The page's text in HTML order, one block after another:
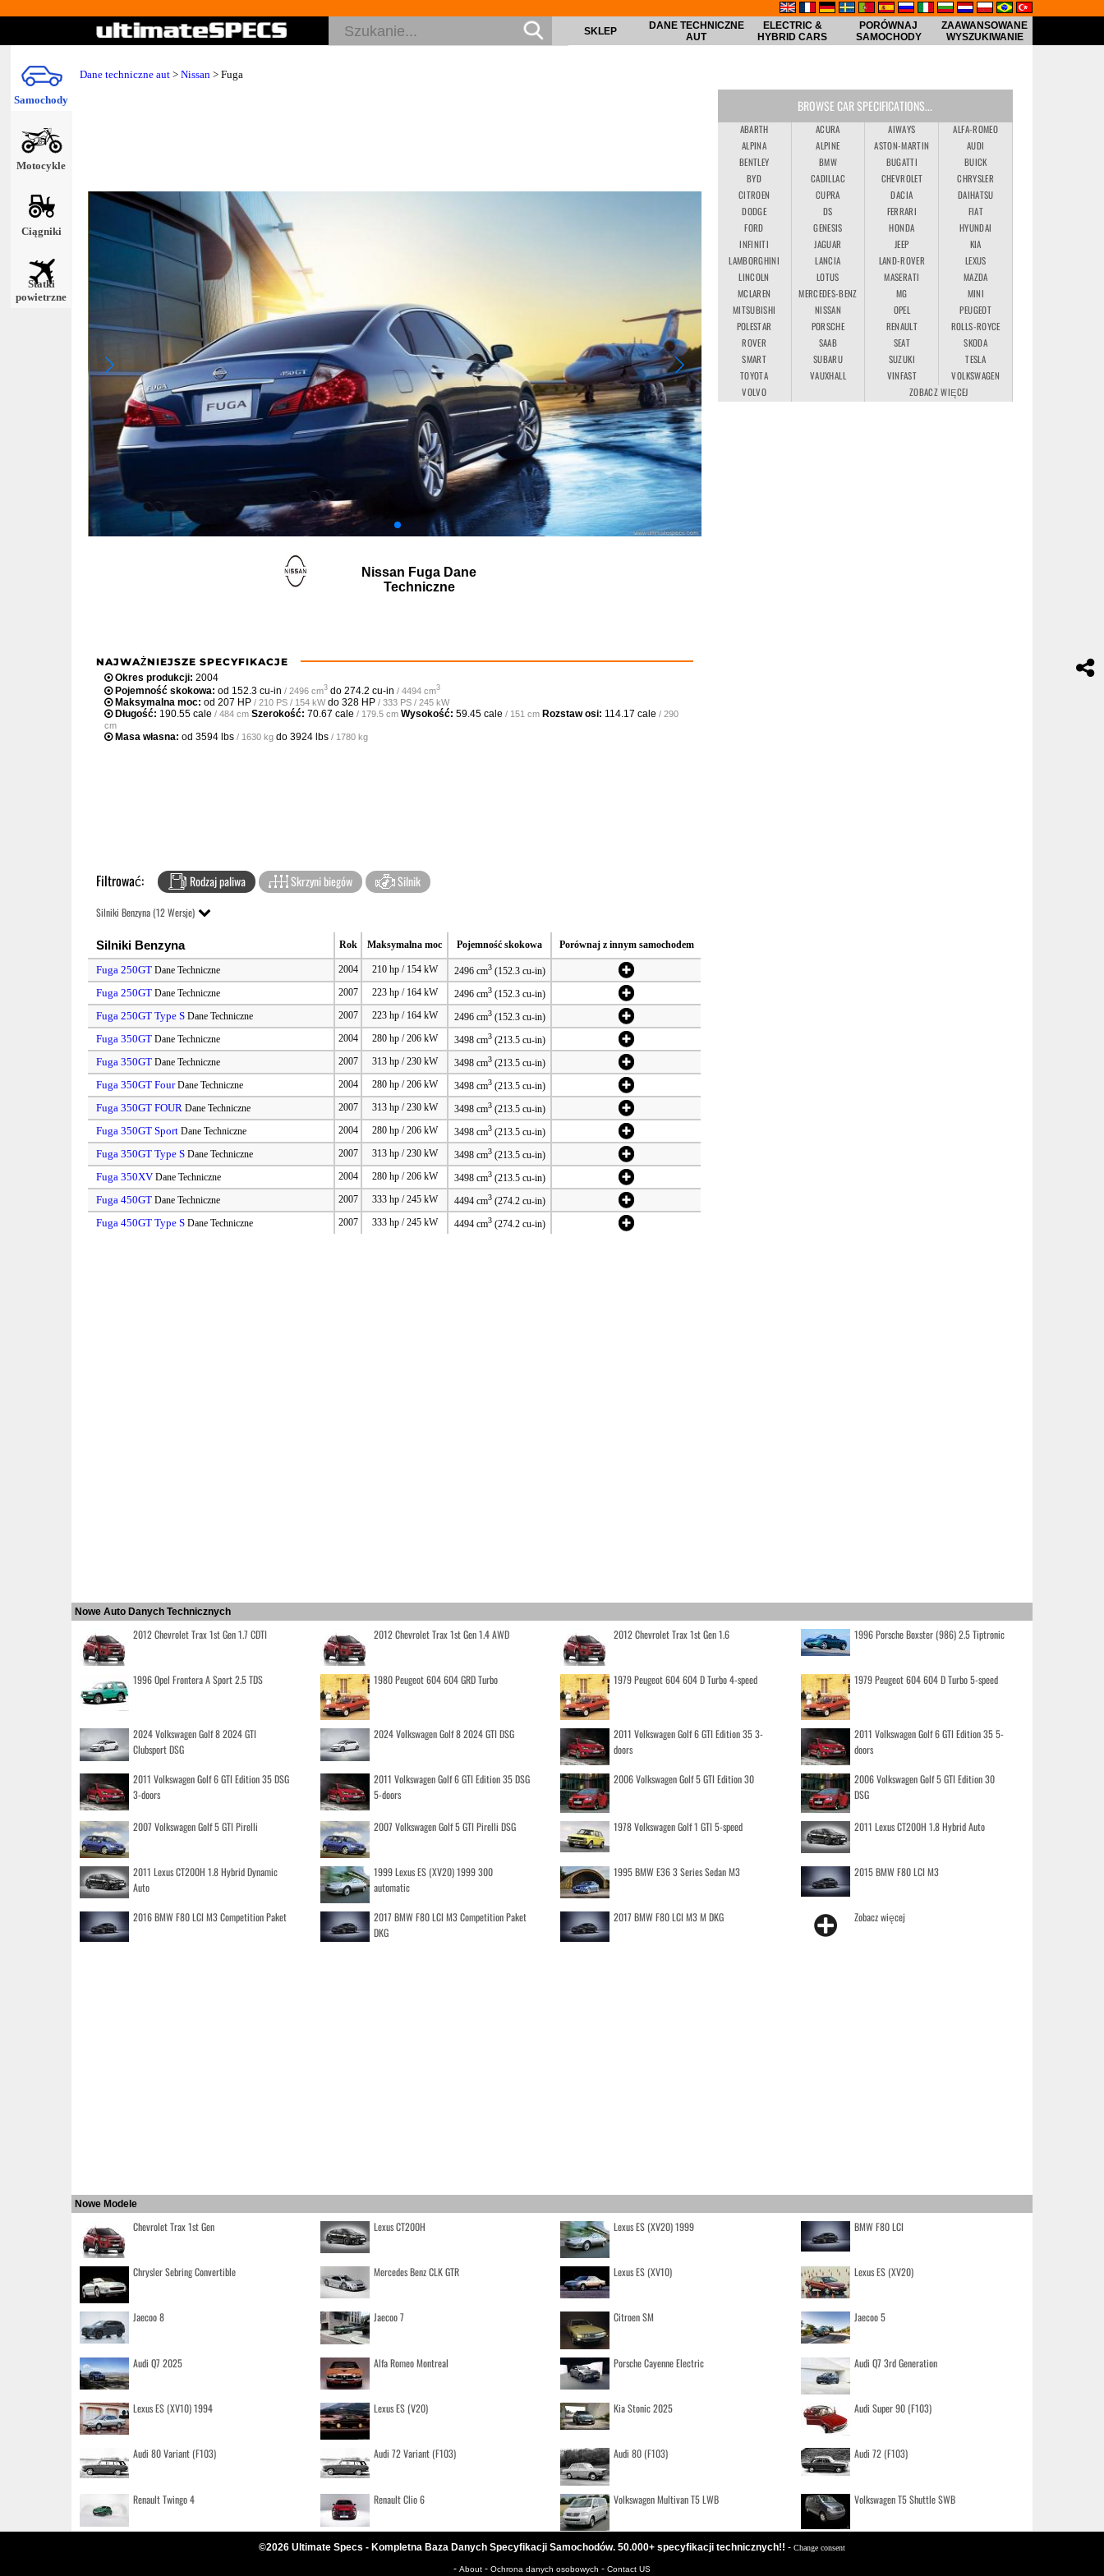
Samochody
Motocykle
Ciągniki
Statki
powietrzne
SKLEP
DANE TECHNICZNE
AUT
ELECTRIC &
HYBRID CARS
PORÓWNAJ
SAMOCHODY
ZAAWANSOWANE
WYSZUKIWANIE
Dane techniczne aut > Nissan > Fuga
Nissan Fuga Dane
Techniczne
NAJWAŻNIEJSZE SPECYFIKACJE
Okres produkcji: 2004
Pojemność skokowa: od 152.3 cu-in / 2496 cm3 do 274.2 cu-in / 4494 cm3
Maksymalna moc: od 207 HP / 210 PS / 154 kWdo 328 HP / 333 PS / 245 kW
Długość: 190.55 cale / 484 cm Szerokość: 70.67 cale / 179.5 cm Wysokość: 59.45 cale / 151 cm Rozstaw osi: 114.17 cale / 290
cm
Masa własna: od 3594 lbs / 1630 kg do 3924 lbs / 1780 kg
Filtrować: Rodzaj paliwa Skrzyni biegów Silnik
Silniki Benzyna (12 Wersje)
Silniki Benzyna Rok Maksymalna moc Pojemność skokowa Porównaj z innym samochodem
Fuga 250GT Dane Techniczne 2004 210 hp / 154 kW 2496 cm3(152.3 cu-in)
Fuga 250GT Dane Techniczne 2007 223 hp / 164 kW 2496 cm3(152.3 cu-in)
Fuga 250GT Type S Dane Techniczne 2007 223 hp / 164 kW 2496 cm3(152.3 cu-in)
Fuga 350GT Dane Techniczne 2004 280 hp / 206 kW 3498 cm3(213.5 cu-in)
Fuga 350GT Dane Techniczne 2007 313 hp / 230 kW 3498 cm3(213.5 cu-in)
Fuga 350GT FourDane Techniczne 2004 280 hp / 206 kW 3498 cm3(213.5 cu-in)
Fuga 350GT FOUR Dane Techniczne 2007 313 hp / 230 kW 3498 cm3(213.5 cu-in)
Fuga 350GT Sport Dane Techniczne 2004 280 hp / 206 kW 3498 cm3(213.5 cu-in)
Fuga 350GT Type S Dane Techniczne 2007 313 hp / 230 kW 3498 cm3(213.5 cu-in)
Fuga 350XV Dane Techniczne 2004 280 hp / 206 kW 3498 cm3(213.5 cu-in)
Fuga 450GT Dane Techniczne 2007 333 hp / 245 kW 4494 cm3(274.2 cu-in)
Fuga 450GT Type S Dane Techniczne 2007 333 hp / 245 kW 4494 cm3(274.2 cu-in)
BROWSE CAR SPECIFICATIONS...
ABARTH ACURA AIWAYS
ALFA-ROMEO
ALPINA
ALPINE ASTON-MARTIN
AUDI
BENTLEY
BMW BUGATTI
BUICK
BYD
CADILLAC CHEVROLET
CHRYSLER
CITROEN
CUPRA DACIA
DAIHATSU
DODGE
DS FERRARI
FIAT
FORD
GENESIS HONDA
HYUNDAI
INFINITI
JAGUAR JEEP
KIA
LAMBORGHINI
LANCIA LAND-ROVER
LEXUS
LINCOLN
LOTUS MASERATI
MAZDA
MCLAREN
MERCEDES-BENZ MG
MINI
MITSUBISHI
NISSAN OPEL
PEUGEOT
POLESTAR
PORSCHE RENAULT
ROLLS-ROYCE
ROVER
SAAB SEAT
SKODA
SMART
SUBARU SUZUKI
TESLA
TOYOTA
VAUXHALL VINFAST
VOLKSWAGEN
VOLVO
ZOBACZ WIĘCEJ
Nowe Auto Danych Technicznych
2012 Chevrolet Trax 1st Gen 1.7 CDTI 2012 Chevrolet Trax 1st Gen 1.4 AWD 2012 Chevrolet Trax 1st Gen 1.6 1996 Porsche Boxster (986) 2.5 Tiptronic
1996 Opel Frontera A Sport 2.5 TDS 1980 Peugeot 604 604 GRD Turbo 1979 Peugeot 604 604 D Turbo 4-speed 1979 Peugeot 604 604 D Turbo 5-speed
2024 Volkswagen Golf 8 2024 GTI
Clubsport DSG
2024 Volkswagen Golf 8 2024 GTI DSG
2011 Volkswagen Golf 6 GTI Edition 35 3-
doors
2011 Volkswagen Golf 6 GTI Edition 35 5-
doors
2011 Volkswagen Golf 6 GTI Edition 35 DSG
3-doors
2011 Volkswagen Golf 6 GTI Edition 35 DSG
5-doors
2006 Volkswagen Golf 5 GTI Edition 30
2006 Volkswagen Golf 5 GTI Edition 30
DSG
2007 Volkswagen Golf 5 GTI Pirelli 2007 Volkswagen Golf 5 GTI Pirelli DSG 1978 Volkswagen Golf 1 GTI 5-speed 2011 Lexus CT200H 1.8 Hybrid Auto
2011 Lexus CT200H 1.8 Hybrid Dynamic
Auto
1999 Lexus ES (XV20) 1999 300
automatic
1995 BMW E36 3 Series Sedan M3 2015 BMW F80 LCI M3
2016 BMW F80 LCI M3 Competition Paket
2017 BMW F80 LCI M3 Competition Paket
DKG
2017 BMW F80 LCI M3 M DKG Zobacz więcej
Nowe Modele
Chevrolet Trax 1st Gen Lexus CT200H Lexus ES (XV20) 1999 BMW F80 LCI
Chrysler Sebring Convertible Mercedes Benz CLK GTR Lexus ES (XV10) Lexus ES (XV20)
Jaecoo 8 Jaecoo 7 Citroen SM Jaecoo 5
Audi Q7 2025 Alfa Romeo Montreal Porsche Cayenne Electric Audi Q7 3rd Generation
Lexus ES (XV10) 1994 Lexus ES (V20) Kia Stonic 2025 Audi Super 90 (F103)
Audi 80 Variant (F103) Audi 72 Variant (F103) Audi 80 (F103) Audi 72 (F103)
Renault Twingo 4 Renault Clio 6 Volkswagen Multivan T5 LWB Volkswagen T5 Shuttle SWB
©2026 Ultimate Specs - Kompletna Baza Danych Specyfikacji Samochodów. 50.000+ specyfikacji technicznych!! - Change consent
- About - Ochrona danych osobowych - Contact US